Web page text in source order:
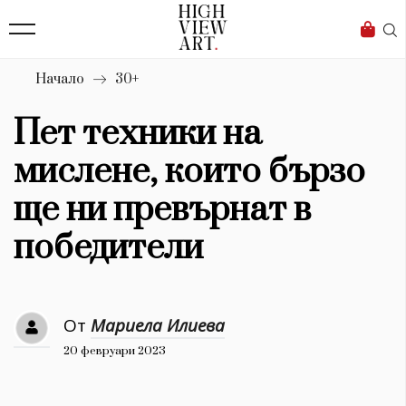
Бизнес
Мода
Dialogue
Изкуство
4340
Красота
777
Дизайн
1272
Начало 30+
Пет техники на
мислене, които бързо
ще ни превърнат в
победители
От Мариела Илиева
20 февруари 2023